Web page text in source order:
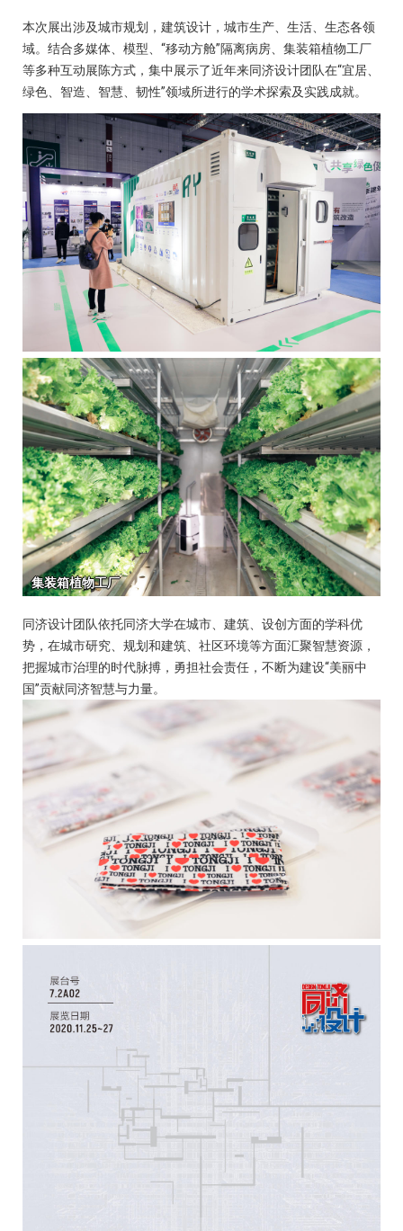
本次展出涉及城市规划，建筑设计，城市生产、生活、生态各领
域。结合多媒体、模型、“移动方舱”隔离病房、集装箱植物工厂
等多种互动展陈方式，集中展示了近年来同济设计团队在“宜居、
绿色、智造、智慧、韧性”领域所进行的学术探索及实践成就。
同济设计团队依托同济大学在城市、建筑、设创方面的学科优
势，在城市研究、规划和建筑、社区环境等方面汇聚智慧资源，
把握城市治理的时代脉搏，勇担社会责任，不断为建设“美丽中
国”贡献同济智慧与力量。